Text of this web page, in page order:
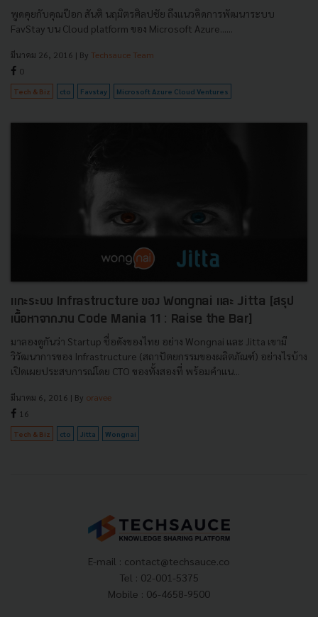
พูดคุยกับคุณป๊อก สันติ นฤมิตรศิลปชัย ถึงแนวคิดการพัฒนาระบบ
FavStay บน Cloud platform ของ Microsoft Azure......
มีนาคม 26, 2016 | By Techsauce Team
0
Tech & Biz cto Favstay Microsoft Azure Cloud Ventures
แกะระบบ Infrastructure ของ Wongnai และ Jitta [สรุป
เนื้อหาจากงาน Code Mania 11 : Raise the Bar]
มาลองดูกันว่า Startup ชื่อดังของไทย อย่าง Wongnai และ Jitta เขามี
วิวัฒนาการของ Infrastructure (สถาปัตยกรรมของผลิตภัณฑ์) อย่างไรบ้าง
เปิดเผยประสบการณ์โดย CTO ของทั้งสองที่ พร้อมคำแน...
มีนาคม 6, 2016 | By oravee
16
Tech & Biz cto Jitta Wongnai
E-mail : contact@techsauce.co
Tel : 02-001-5375
Mobile : 06-4658-9500